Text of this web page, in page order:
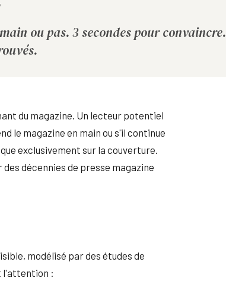
ou pas. 3 secondes pour convaincre.
du magazine. Un lecteur potentiel
le magazine en main ou s'il continue
exclusivement sur la couverture.
décennies de presse magazine
modélisé par des études de
l'attention :